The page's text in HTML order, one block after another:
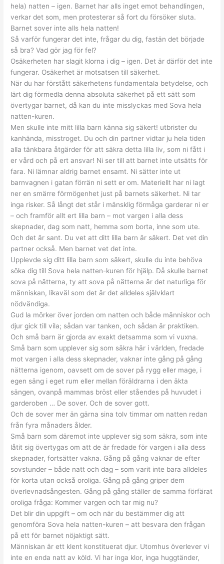
hela) natten – igen. Barnet har alls inget emot behandlingen,
verkar det som, men protesterar så fort du försöker sluta.
Barnet sover inte alls hela natten!
Så varför fungerar det inte, frågar du dig, fastän det började
så bra? Vad gör jag för fel?
Osäkerheten har slagit klorna i dig – igen. Det är därför det inte
fungerar. Osäkerhet är motsatsen till säkerhet.
När du har förstått säkerhetens fundamentala betydelse, och
lärt dig förmedla denna absoluta säkerhet på ett sätt som
övertygar barnet, då kan du inte misslyckas med Sova hela
natten-kuren.
Men skulle inte mitt lilla barn känna sig säkert! utbrister du
kanhända, misstroget. Du och din partner vidtar ju hela tiden
alla tänkbara åtgärder för att säkra detta lilla liv, som ni fått i
er vård och på ert ansvar! Ni ser till att barnet inte utsätts för
fara. Ni lämnar aldrig barnet ensamt. Ni sätter inte ut
barnvagnen i gatan förrän ni sett er om. Materiellt har ni lagt
ner en smärre förmögenhet just på barnets säkerhet. Ni tar
inga risker. Så långt det står i mänsklig förmåga garderar ni er
– och framför allt ert lilla barn – mot vargen i alla dess
skepnader, dag som natt, hemma som borta, inne som ute.
Och det är sant. Du vet att ditt lilla barn är säkert. Det vet din
partner också. Men barnet vet det inte.
Upplevde sig ditt lilla barn som säkert, skulle du inte behöva
söka dig till Sova hela natten-kuren för hjälp. Då skulle barnet
sova på nätterna, ty att sova på nätterna är det naturliga för
människan, likaväl som det är det alldeles självklart
nödvändiga.
Gud la mörker över jorden om natten och både människor och
djur gick till vila; sådan var tanken, och sådan är praktiken.
Och små barn är gjorda av exakt detsamma som vi vuxna.
Små barn som upplever sig som säkra här i världen, fredade
mot vargen i alla dess skepnader, vaknar inte gång på gång
nätterna igenom, oavsett om de sover på rygg eller mage, i
egen säng i eget rum eller mellan föräldrarna i den äkta
sängen, ovanpå mammas bröst eller ståendes på huvudet i
garderoben … De sover. Och de sover gott.
Och de sover mer än gärna sina tolv timmar om natten redan
från fyra månaders ålder.
Små barn som däremot inte upplever sig som säkra, som inte
låtit sig övertygas om att de är fredade för vargen i alla dess
skepnader, fortsätter vakna. Gång på gång vaknar de efter
sovstunder – både natt och dag – som varit inte bara alldeles
för korta utan också oroliga. Gång på gång griper dem
överlevnadsångesten. Gång på gång ställer de samma förfärat
oroliga fråga: Kommer vargen och tar mig nu?
Det blir din uppgift – om och när du bestämmer dig att
genomföra Sova hela natten-kuren – att besvara den frågan
på ett för barnet nöjaktigt sätt.
Människan är ett klent konstituerat djur. Utomhus överlever vi
inte en enda natt av köld. Vi har inga klor, inga huggtänder,